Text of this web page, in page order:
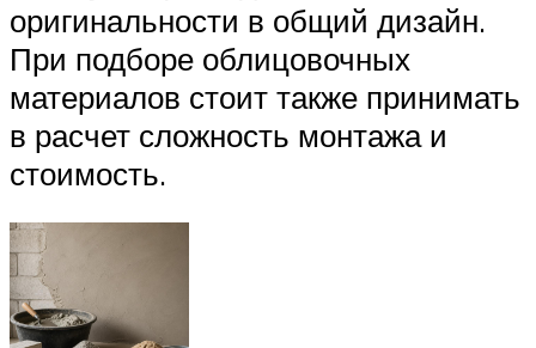
оригинальности в общий дизайн.
При подборе облицовочных
материалов стоит также принимать
в расчет сложность монтажа и
стоимость.